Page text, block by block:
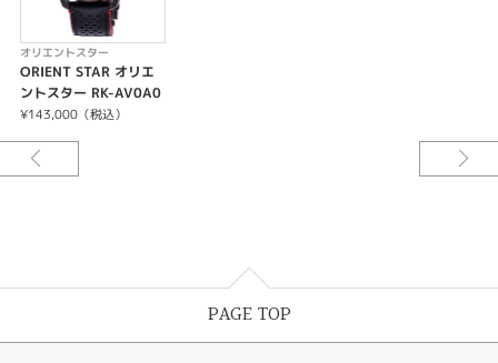
オリエントスター
ORIENT STAR オリエ
ントスター RK-AV0A0
3B
¥143,000（税込）
PAGE TOP